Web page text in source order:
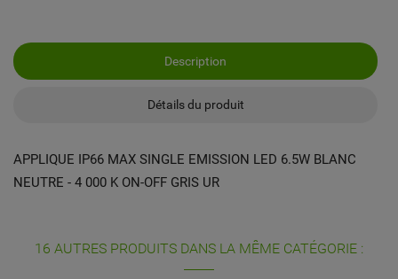
Description
Détails du produit
APPLIQUE IP66 MAX SINGLE EMISSION LED 6.5W BLANC
NEUTRE - 4 000 K ON-OFF GRIS UR
16 AUTRES PRODUITS DANS LA MÊME CATÉGORIE :